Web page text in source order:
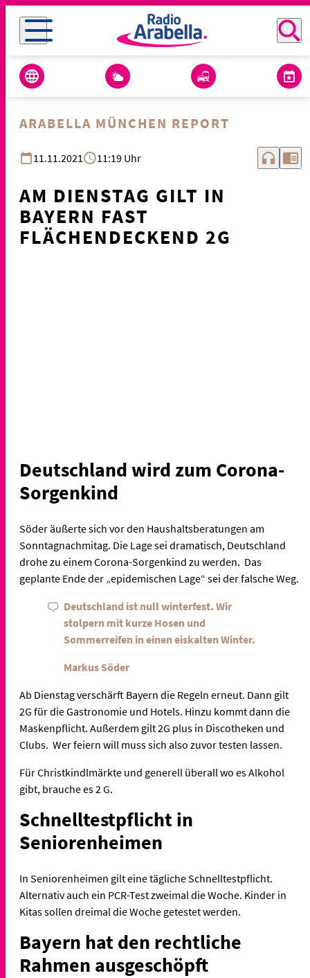
ARABELLA MÜNCHEN REPORT
11.11.2021 11:19 Uhr headphones chrome_reader_mode
AM DIENSTAG GILT IN
BAYERN FAST
FLÄCHENDECKEND 2G
Deutschland wird zum Corona-
Sorgenkind
Söder äußerte sich vor den Haushaltsberatungen am
Sonntagnachmitag. Die Lage sei dramatisch, Deutschland
drohe zu einem Corona-Sorgenkind zu werden. Das
geplante Ende der „epidemischen Lage“ sei der falsche Weg.
Deutschland ist null winterfest. Wir
stolpern mit kurze Hosen und
Sommerreifen in einen eiskalten Winter.
Markus Söder
Ab Dienstag verschärft Bayern die Regeln erneut. Dann gilt
2G für die Gastronomie und Hotels. Hinzu kommt dann die
Maskenpflicht. Außerdem gilt 2G plus in Discotheken und
Clubs. Wer feiern will muss sich also zuvor testen lassen.
Für Christkindlmärkte und generell überall wo es Alkohol
gibt, brauche es 2 G.
Schnelltestpflicht in
Seniorenheimen
In Seniorenheimen gilt eine tägliche Schnelltestpflicht.
Alternativ auch ein PCR-Test zweimal die Woche. Kinder in
Kitas sollen dreimal die Woche getestet werden.
Bayern hat den rechtliche
Rahmen ausgeschöpft